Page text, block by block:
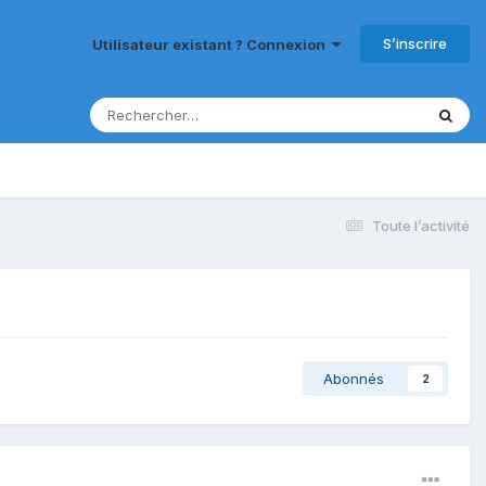
Utilisateur existant ? Connexion S’inscrire
Toute l’activité
Abonnés 2